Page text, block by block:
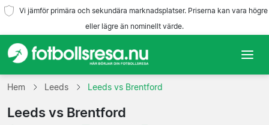
Vi jämför primära och sekundära marknadsplatser. Priserna kan vara högre
eller lägre än nominellt värde.
Hem
Lag
Hem Leeds Leeds vs Brentford
Leeds vs Brentford